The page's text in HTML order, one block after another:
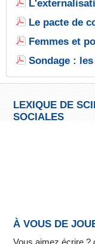
Le pacte de
Femmes et
Sondage :
LEXIQUE DE
SOCIALES
À VOUS DE
Vous aimez écrire ?